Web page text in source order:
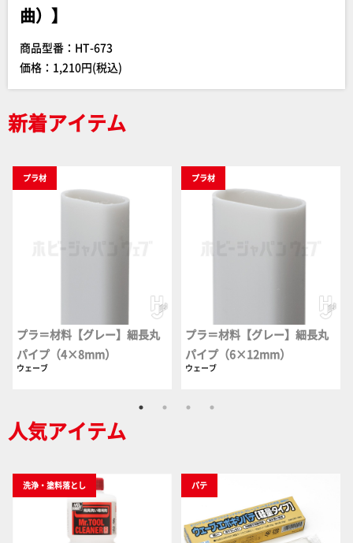
曲）】
商品型番：HT-673
価格：1,210円(税込)
新着アイテム
プラ材
プラ＝材料【グレー】細長丸
パイプ（4×8mm）
ウェーブ
プラ材
プラ＝材料【グレー】細長丸
パイプ（6×12mm）
ウェーブ
人気アイテム
洗浄・塗料落とし パテ